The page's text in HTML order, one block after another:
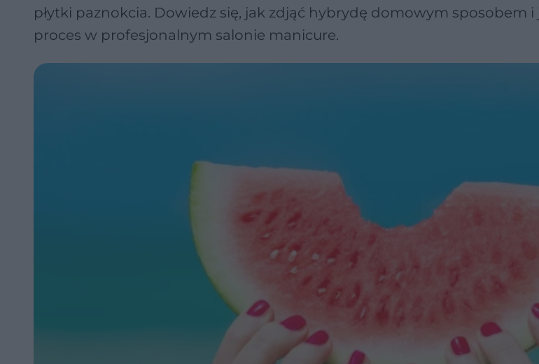
płytki paznokcia. Dowiedz się, jak zdjąć hybrydę domowym sposobem
proces w profesjonalnym salonie manicure.